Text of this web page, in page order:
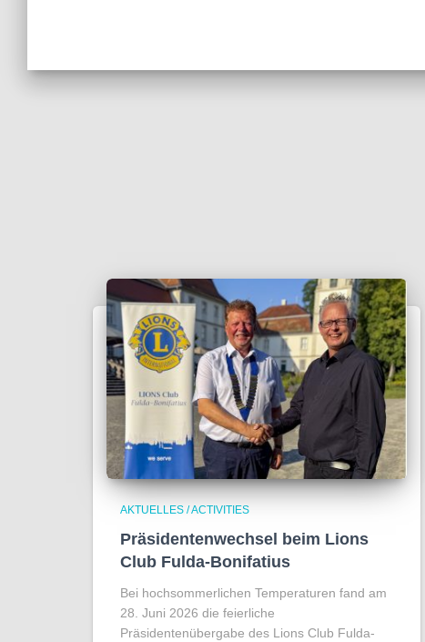
AKTUELLES / ACTIVITIES
Präsidentenwechsel beim Lions
Club Fulda-Bonifatius
Bei hochsommerlichen Temperaturen fand am
28. Juni 2026 die feierliche
Präsidentenübergabe des Lions Club Fulda-